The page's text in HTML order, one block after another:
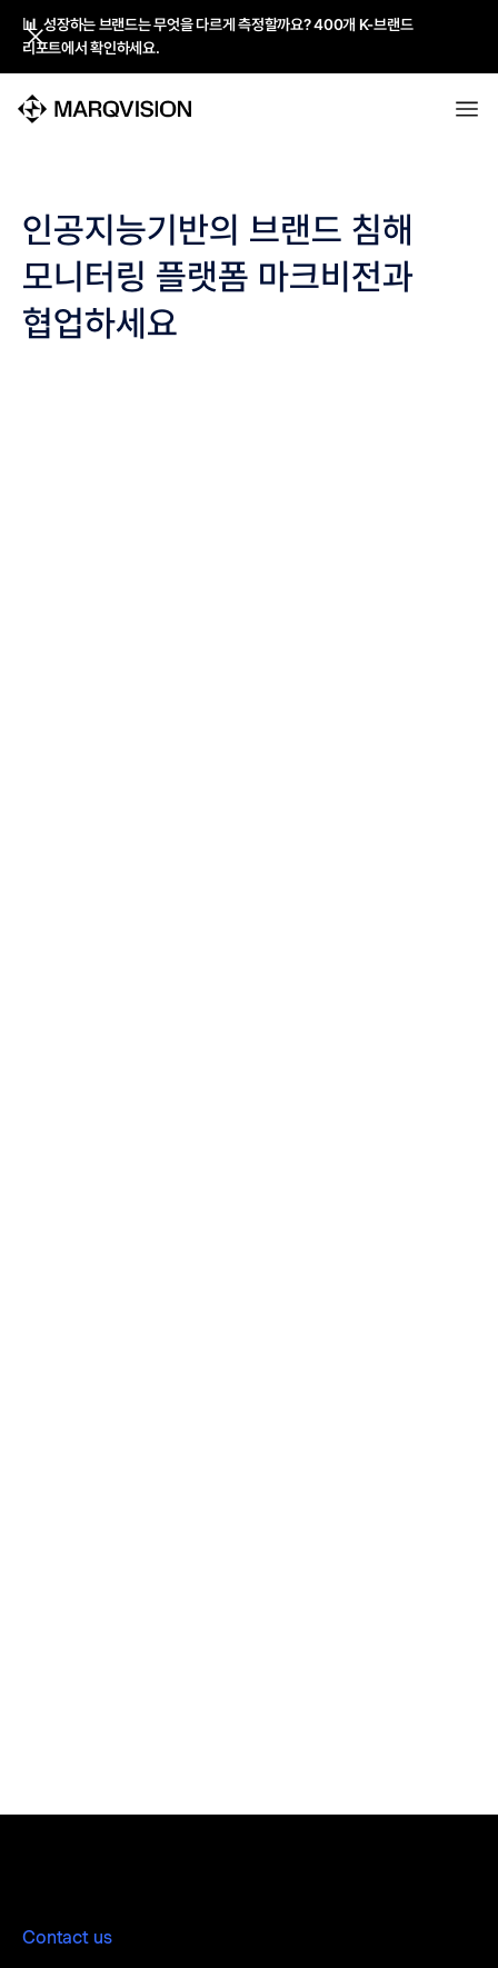
📊 성장하는 브랜드는 무엇을 다르게 측정할까요? 400개 K-브랜드
리포트에서 확인하세요.
📊 성장하는 브랜드는 무엇을 다르게 측정할까요? 400개 K-브랜드
리포트에서 확인하세요.
인공지능기반의 브랜드 침해
모니터링 플랫폼 마크비전과
협업하세요
Contact us